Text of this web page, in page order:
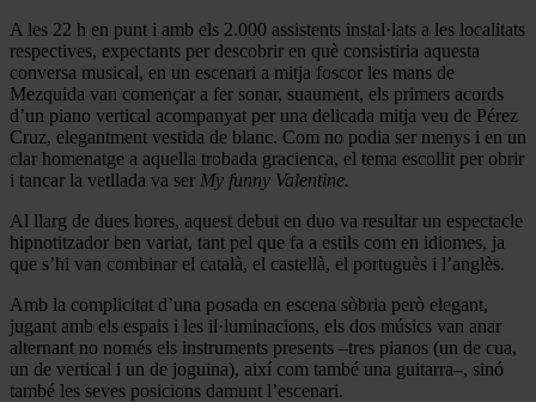
A les 22 h en punt i amb els 2.000 assistents instal·lats a les localitats
respectives, expectants per descobrir en què consistiria aquesta
conversa musical, en un escenari a mitja foscor les mans de
Mezquida van començar a fer sonar, suaument, els primers acords
d’un piano vertical acompanyat per una delicada mitja veu de Pérez
Cruz, elegantment vestida de blanc. Com no podia ser menys i en un
clar homenatge a aquella trobada gracienca, el tema escollit per obrir
i tancar la vetllada va ser My funny Valentine.
Al llarg de dues hores, aquest debut en duo va resultar un espectacle
hipnotitzador ben variat, tant pel que fa a estils com en idiomes, ja
que s’hi van combinar el català, el castellà, el portuguès i l’anglès.
Amb la complicitat d’una posada en escena sòbria però elegant,
jugant amb els espais i les il·luminacions, els dos músics van anar
alternant no només els instruments presents –tres pianos (un de cua,
un de vertical i un de joguina), així com també una guitarra–, sinó
també les seves posicions damunt l’escenari.